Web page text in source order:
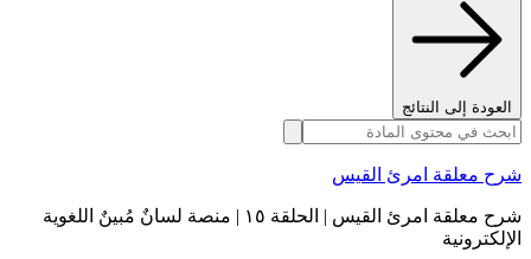
العودة إلى النتائج
شرح معلقة امرئ القيس
شرح معلقة امرئ القيس | الحلقة ١٥ | منصة لسانٌ مُبينٌ اللغوية
الإلكترونية